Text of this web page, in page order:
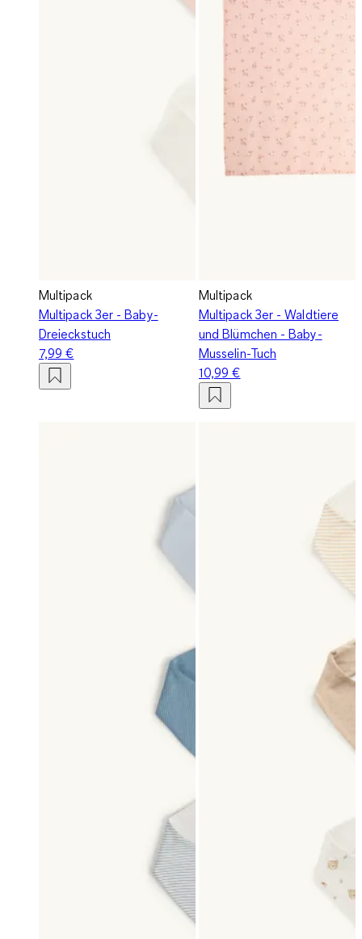
Multipack
Multipack 3er - Baby-
Dreieckstuch
7,99 €
Multipack
Multipack 3er - Waldtiere
und Blümchen - Baby-
Musselin-Tuch
10,99 €